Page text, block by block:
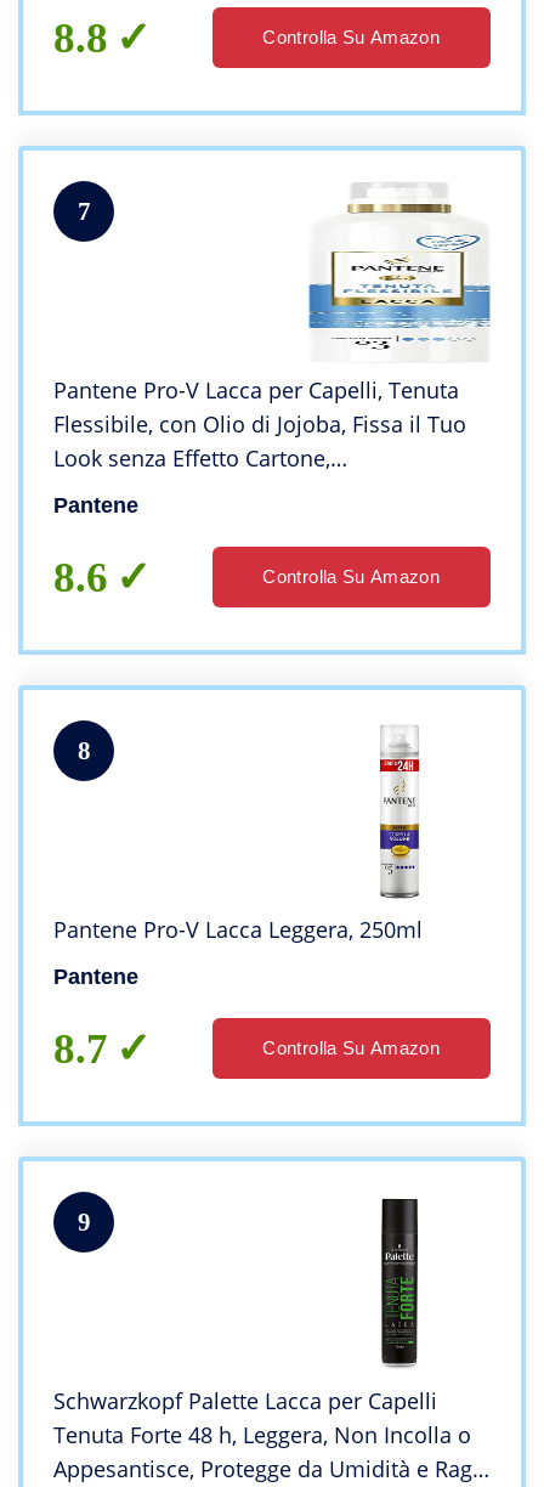
8.8 Controlla Su Amazon
7
Pantene Pro-V Lacca per Capelli, Tenuta
Flessibile, con Olio di Jojoba, Fissa il Tuo
Look senza Effetto Cartone,
Termoprotettore, Controllo del Crespo,
Pantene
8.6 Controlla Su Amazon
8
Pantene Pro-V Lacca Leggera, 250ml
Pantene
8.7 Controlla Su Amazon
9
Schwarzkopf Palette Lacca per Capelli
Tenuta Forte 48 h, Leggera, Non Incolla o
Appesantisce, Protegge da Umidità e Raggi